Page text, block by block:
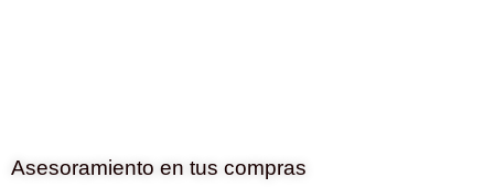
Asesoramiento en tus compras